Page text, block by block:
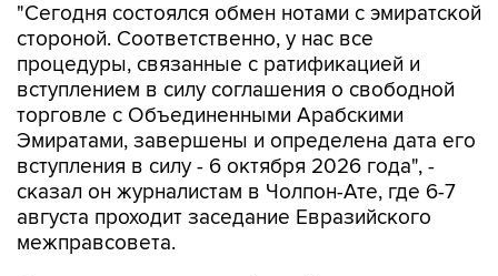
"Сегодня состоялся обмен нотами с эмиратской
стороной. Соответственно, у нас все
процедуры, связанные с ратификацией и
вступлением в силу соглашения о свободной
торговле с Объединенными Арабскими
Эмиратами, завершены и определена дата его
вступления в силу - 6 октября 2026 года", -
сказал он журналистам в Чолпон-Ате, где 6-7
августа проходит заседание Евразийского
межправсовета.